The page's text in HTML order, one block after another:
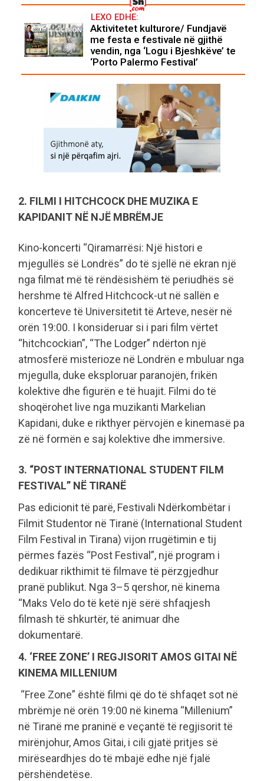
LEXO EDHE:
Aktivitetet kulturore/ Fundjavë
me festa e festivale në gjithë
vendin, nga ‘Logu i Bjeshkëve’ te
‘Porto Palermo Festival’
2. FILMI I HITCHCOCK DHE MUZIKA E
KAPIDANIT NË NJË MBRËMJE
Kino-koncerti “Qiramarrësi: Një histori e
mjegullës së Londrës” do të sjellë në ekran një
nga filmat më të rëndësishëm të periudhës së
hershme të Alfred Hitchcock-ut në sallën e
koncerteve të Universitetit të Arteve, nesër në
orën 19:00. I konsideruar si i pari film vërtet
“hitchcockian”, “The Lodger” ndërton një
atmosferë misterioze në Londrën e mbuluar nga
mjegulla, duke eksploruar paranojën, frikën
kolektive dhe figurën e të huajit. Filmi do të
shoqërohet live nga muzikanti Markelian
Kapidani, duke e rikthyer përvojën e kinemasë pa
zë në formën e saj kolektive dhe immersive.
3. “POST INTERNATIONAL STUDENT FILM
FESTIVAL” NË TIRANË
Pas edicionit të parë, Festivali Ndërkombëtar i
Filmit Studentor në Tiranë (International Student
Film Festival in Tirana) vijon rrugëtimin e tij
përmes fazës “Post Festival”, një program i
dedikuar rikthimit të filmave të përzgjedhur
pranë publikut. Nga 3–5 qershor, në kinema
“Maks Velo do të ketë një sërë shfaqjesh
filmash të shkurtër, të animuar dhe
dokumentarë.
4. ‘FREE ZONE’ I REGJISORIT AMOS GITAI NË
KINEMA MILLENIUM
“Free Zone” është filmi që do të shfaqet sot në
mbrëmje në orën 19:00 në kinema “Millenium”
në Tiranë me praninë e veçantë të regjisorit të
mirënjohur, Amos Gitai, i cili gjatë pritjes së
mirëseardhjes do të mbajë edhe një fjalë
përshëndetëse.